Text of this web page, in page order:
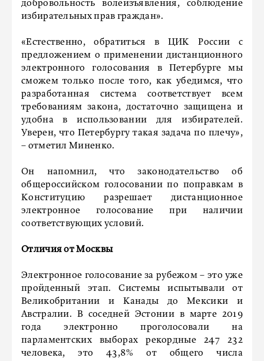
добровольность волеизъявления, соблюдение
избирательных прав граждан».
«Естественно, обратиться в ЦИК России с
предложением о применении дистанционного
электронного голосования в Петербурге мы
сможем только после того, как убедимся, что
разработанная система соответствует всем
требованиям закона, достаточно защищена и
удобна в использовании для избирателей.
Уверен, что Петербургу такая задача по плечу»,
– отметил Миненко.
Он напомнил, что законодательство об
общероссийском голосовании по поправкам в
Конституцию разрешает дистанционное
электронное голосование при наличии
соответствующих условий.
Отличия от Москвы
Электронное голосование за рубежом – это уже
пройденный этап. Системы испытывали от
Великобритании и Канады до Мексики и
Австралии. В соседней Эстонии в марте 2019
года электронно проголосовали на
парламентских выборах рекордные 247 232
человека, это 43,8% от общего числа